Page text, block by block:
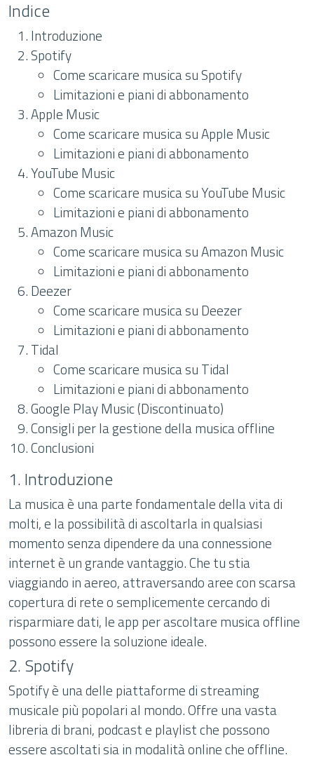
Indice
Introduzione
Spotify
Come scaricare musica su Spotify
Limitazioni e piani di abbonamento
Apple Music
Come scaricare musica su Apple Music
Limitazioni e piani di abbonamento
YouTube Music
Come scaricare musica su YouTube Music
Limitazioni e piani di abbonamento
Amazon Music
Come scaricare musica su Amazon Music
Limitazioni e piani di abbonamento
Deezer
Come scaricare musica su Deezer
Limitazioni e piani di abbonamento
Tidal
Come scaricare musica su Tidal
Limitazioni e piani di abbonamento
Google Play Music (Discontinuato)
Consigli per la gestione della musica offline
Conclusioni
1. Introduzione
La musica è una parte fondamentale della vita di
molti, e la possibilità di ascoltarla in qualsiasi
momento senza dipendere da una connessione
internet è un grande vantaggio. Che tu stia
viaggiando in aereo, attraversando aree con scarsa
copertura di rete o semplicemente cercando di
risparmiare dati, le app per ascoltare musica offline
possono essere la soluzione ideale.
2. Spotify
Spotify è una delle piattaforme di streaming
musicale più popolari al mondo. Offre una vasta
libreria di brani, podcast e playlist che possono
essere ascoltati sia in modalità online che offline.